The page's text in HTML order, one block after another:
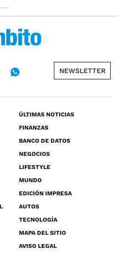
NEWSLETTER
ÚLTIMAS NOTICIAS
FINANZAS
BANCO DE DATOS
NEGOCIOS
LIFESTYLE
MUNDO
EDICIÓN IMPRESA
AUTOS
TECNOLOGÍA
MAPA DEL SITIO
AVISO LEGAL